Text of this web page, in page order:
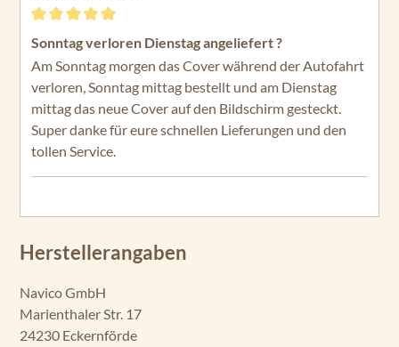
Bewertung mit 5 von 5 Sternen
Sonntag verloren Dienstag angeliefert ?
Am Sonntag morgen das Cover während der Autofahrt
verloren, Sonntag mittag bestellt und am Dienstag
mittag das neue Cover auf den Bildschirm gesteckt.
Super danke für eure schnellen Lieferungen und den
tollen Service.
Herstellerangaben
Navico GmbH
Marienthaler Str. 17
24230 Eckernförde